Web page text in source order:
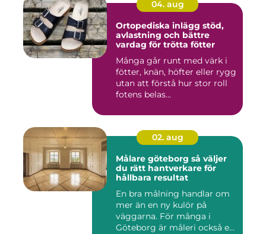
04. aug
Ortopediska inlägg stöd,
avlastning och bättre
vardag för trötta fötter
Många går runt med värk i
fötter, knän, höfter eller rygg
utan att förstå hur stor roll
fotens belas...
02. aug
Målare göteborg så väljer
du rätt hantverkare för
hållbara resultat
En bra målning handlar om
mer än en ny kulör på
väggarna. För många i
Göteborg är måleri också ett